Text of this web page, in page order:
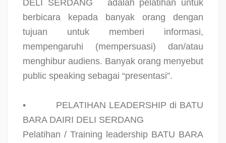
DELI SERDANG
adalah pelatihan untuk
berbicara kepada banyak orang dengan
tujuan untuk memberi informasi,
mempengaruhi (mempersuasi) dan/atau
menghibur audiens. Banyak orang menyebut
public speaking sebagai “presentasi”.
•
PELATIHAN LEADERSHIP di BATU
BARA DAIRI DELI SERDANG
Pelatihan / Training leadership BATU BARA